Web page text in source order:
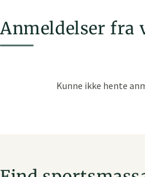
Anmeldelser fra